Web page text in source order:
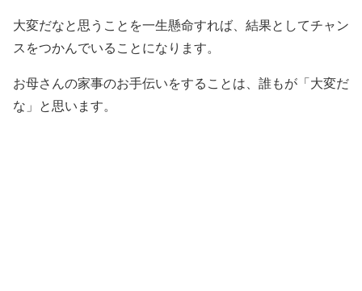
大変だなと思うことを一生懸命すれば、結果としてチャン
スをつかんでいることになります。
お母さんの家事のお手伝いをすることは、誰もが「大変だ
な」と思います。